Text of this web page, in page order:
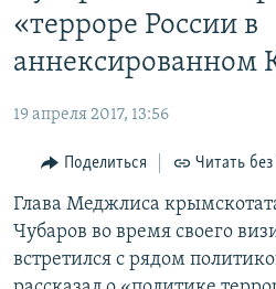
содержанию
Вернутся
главной
навигации
Вернутся
поиску
СПЕЦПРОЕКТЫ
11 ЛЕТ ОККУПАЦИИ КРЫМА. 11
ВОДА
ЕЩЕ
ИНТЕРАКТИВ
ИНФОГРАФИКА
ТЕЛЕПРОЕКТ КРЫМ.РЕАЛИИ
СОВЕТЫ ПРАВОЗАЩИТНИКОВ
РАДІО СВОБОДА
КАК ОБОЙТИ БЛОКИРОВКУ
Українською
«терроре России в
аннексированном
19 апреля 2017, 13:56
Поделиться Читать без
Глава Меджлиса
Чубаров во время своего
встретился с рядом